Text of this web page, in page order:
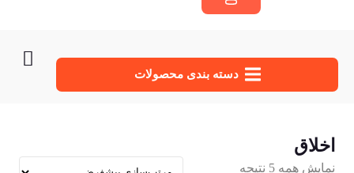
دسته‌ بندی محصولات
اخلاق
نمایش همه 5 نتیجه